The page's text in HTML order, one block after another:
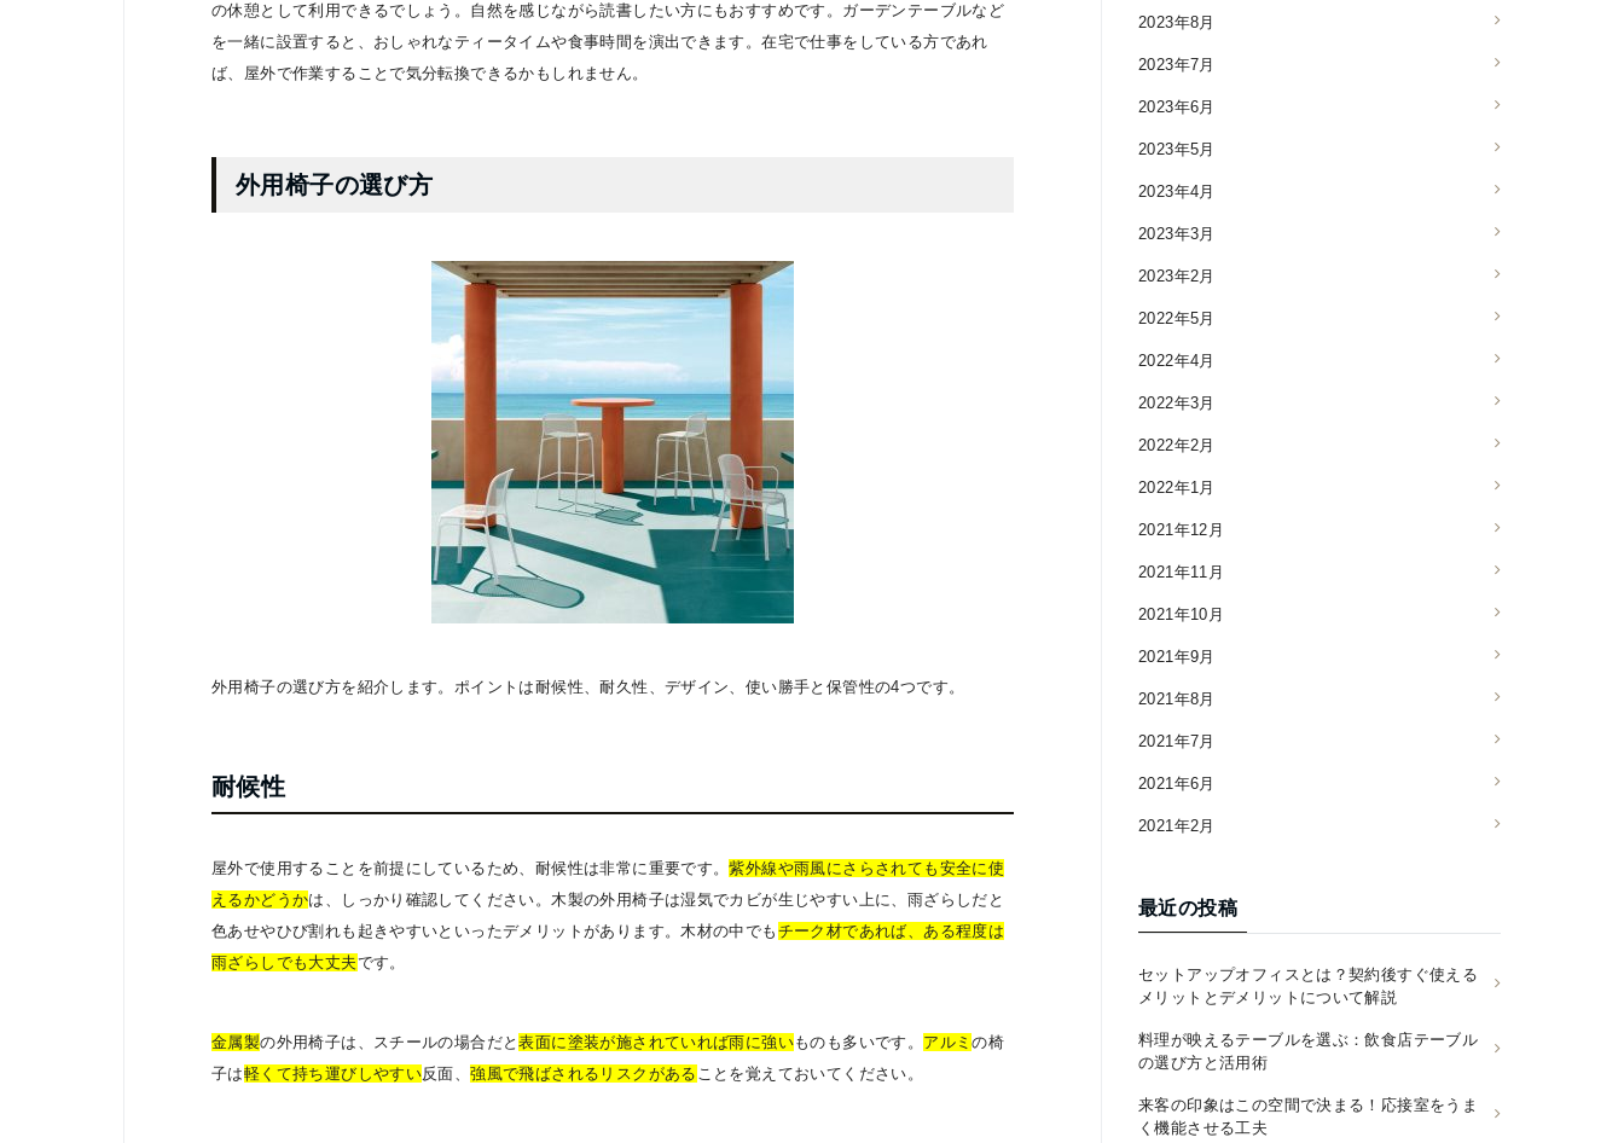
の休憩として利用できるでしょう。自然を感じながら読書したい方にもおすすめです。ガーデンテーブルなど
を一緒に設置すると、おしゃれなティータイムや食事時間を演出できます。在宅で仕事をしている方であれ
ば、屋外で作業することで気分転換できるかもしれません。
外用椅子の選び方
外用椅子の選び方を紹介します。ポイントは耐候性、耐久性、デザイン、使い勝手と保管性の4つです。
耐候性
屋外で使用することを前提にしているため、耐候性は非常に重要です。紫外線や雨風にさらされても安全に使
えるかどうかは、しっかり確認してください。木製の外用椅子は湿気でカビが生じやすい上に、雨ざらしだと
色あせやひび割れも起きやすいといったデメリットがあります。木材の中でも チーク材であれば、ある程度は
雨ざらしでも大丈夫です。
金属製の外用椅子は、スチールの場合だと表面に塗装が施されていれば雨に強いものも多いです。 アルミの椅
子は軽くて持ち運びしやすい反面、強風で飛ばされるリスクがある ことを覚えておいてください。
2023年8月
2023年7月
2023年6月
2023年5月
2023年4月
2023年3月
2023年2月
2022年5月
2022年4月
2022年3月
2022年2月
2022年1月
2021年12月
2021年11月
2021年10月
2021年9月
2021年8月
2021年7月
2021年6月
2021年2月
最近の投稿
セットアップオフィスとは？契約後すぐ使える
メリットとデメリットについて解説
料理が映えるテーブルを選ぶ：飲食店テーブル
の選び方と活用術
来客の印象はこの空間で決まる！応接室をうま
く機能させる工夫